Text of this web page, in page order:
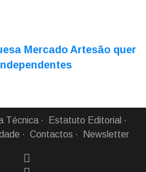
Mercado Artesão quer
Técnica
Estatuto Editorial
Contactos Newsletter